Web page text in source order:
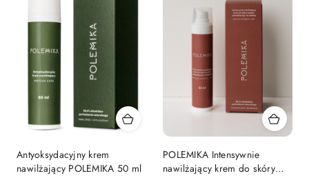
Antyoksydacyjny krem
nawilżający POLEMIKA 50 ml
POLEMIKA Intensywnie
nawilżający krem do skóry